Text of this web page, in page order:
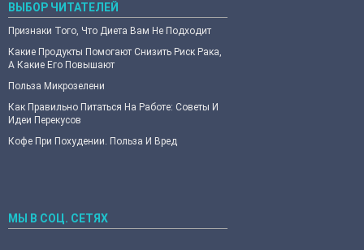
ВЫБОР ЧИТАТЕЛЕЙ
Признаки Того, Что Диета Вам Не Подходит
Какие Продукты Помогают Снизить Риск Рака,
А Какие Его Повышают
Польза Микрозелени
Как Правильно Питаться На Работе: Советы И
Идеи Перекусов
Кофе При Похудении. Польза И Вред
МЫ В СОЦ. СЕТЯХ